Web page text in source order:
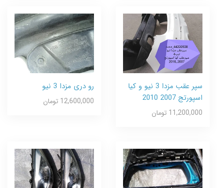
سپر عقب مزدا 3 نیو و کیا
اسپورتج 2007 2010
11,200,000 تومان
رو دری مزدا 3 نیو
12,600,000 تومان